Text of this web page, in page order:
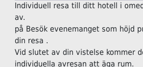
Individuell resa till ditt hotell i
av.
på Besök evenemanget som höjd
din resa .
Vid slutet av din vistelse kommer
individuella avresan att äga rum.